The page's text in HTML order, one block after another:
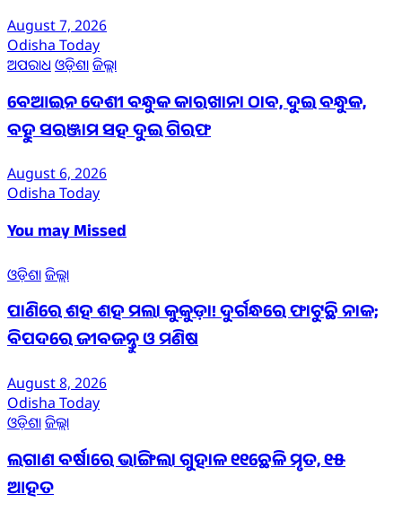
August 7, 2026
Odisha Today
ଅପରାଧ ଓଡ଼ିଶାଜିଲ୍ଲା
ବେଆଇନ ଦେଶୀ ବନ୍ଧୁକ କାରଖାନା ଠାବ, ଦୁଇ ବନ୍ଧୁକ,
ବହୁ ସରଞ୍ଜାମ ସହ ଦୁଇ ଗିରଫ
August 6, 2026
Odisha Today
You may Missed
ଓଡ଼ିଶାଜିଲ୍ଲା
ପାଣିରେ ଶହ ଶହ ମଲା କୁକୁଡ଼ା! ଦୁର୍ଗନ୍ଧରେ ଫାଟୁଛି ନାକ;
ବିପଦରେ ଜୀବଜନ୍ତୁ ଓ ମଣିଷ
August 8, 2026
Odisha Today
ଓଡ଼ିଶାଜିଲ୍ଲା
ଲଗାଣ ବର୍ଷାରେ ଭାଙ୍ଗିଲା ଗୁହାଳ ୧୧ଛେଳି ମୃତ, ୧୫
ଆହତ